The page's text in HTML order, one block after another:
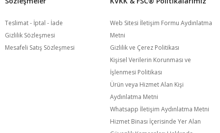
Teslimat - İptal - İade
Gizlilik Sözleşmesi
Mesafeli Satış Sözleşmesi
Web Sitesi İletişim Formu Aydınlatma
Metni
Gizlilik ve Çerez Politikası
Kişisel Verilerin Korunması ve
İşlenmesi Politikası
Ürün veya Hizmet Alan Kişi
Aydınlatma Metni
Whatsapp İletişim Aydınlatma Metni
Hizmet Binası İçerisinde Yer Alan